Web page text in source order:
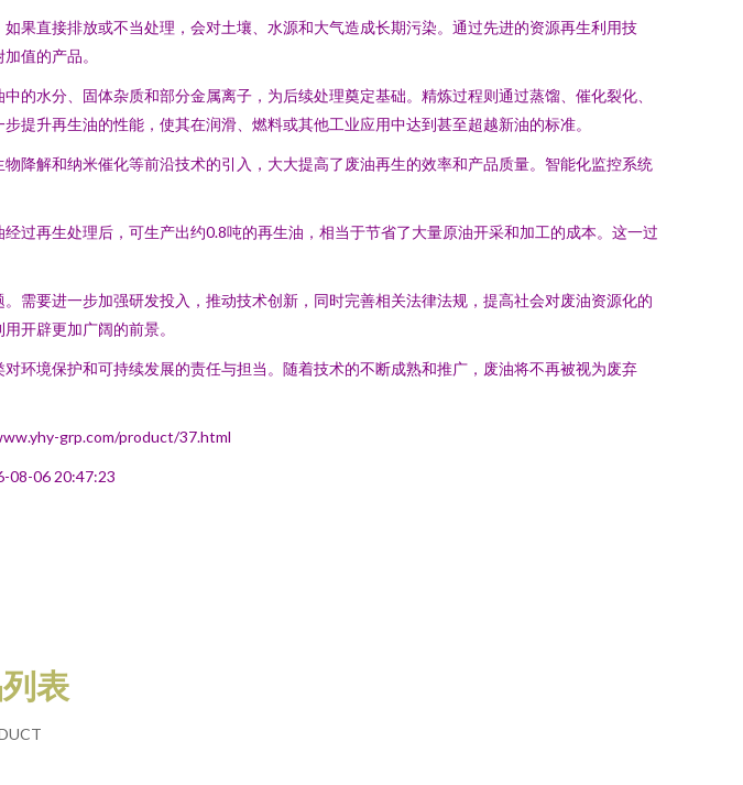
果直接排放或不当处理，会对土壤、水源和大气造成长期污染。通过先进的资源再生利用技
值的产品。
水分、固体杂质和部分金属离子，为后续处理奠定基础。精炼过程则通过蒸馏、催化裂化、
升再生油的性能，使其在润滑、燃料或其他工业应用中达到甚至超越新油的标准。
降解和纳米催化等前沿技术的引入，大大提高了废油再生的效率和产品质量。智能化监控系统
过再生处理后，可生产出约0.8吨的再生油，相当于节省了大量原油开采和加工的成本。这一过
需要进一步加强研发投入，推动技术创新，同时完善相关法律法规，提高社会对废油资源化的
开辟更加广阔的前景。
环境保护和可持续发展的责任与担当。随着技术的不断成熟和推广，废油将不再被视为废弃
grp.com/product/37.html
08-06 20:47:23
表